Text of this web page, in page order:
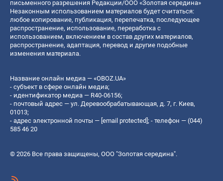
письменного разрешения Редакции/ООО «Золотая середина»
Незаконным использованием материалов будет считаться:
любое копирование, публикация, перепечатка, последующее
распространение, использование, переработка с
использованием, включением в состав других материалов,
распространение, адаптация, перевод и другие подобные
изменения материала.
Название онлайн медиа — «OBOZ.UA»
- субъект в сфере онлайн медиа;
- идентификатор медиа — R40-06156;
- почтовый адрес — ул. Деревообрабатывающая, д. 7, г. Киев,
01013;
- адрес электронной почты — [email protected]; - телефон — (044)
585 46 20
© 2026 Все права защищены, ООО "Золотая середина".